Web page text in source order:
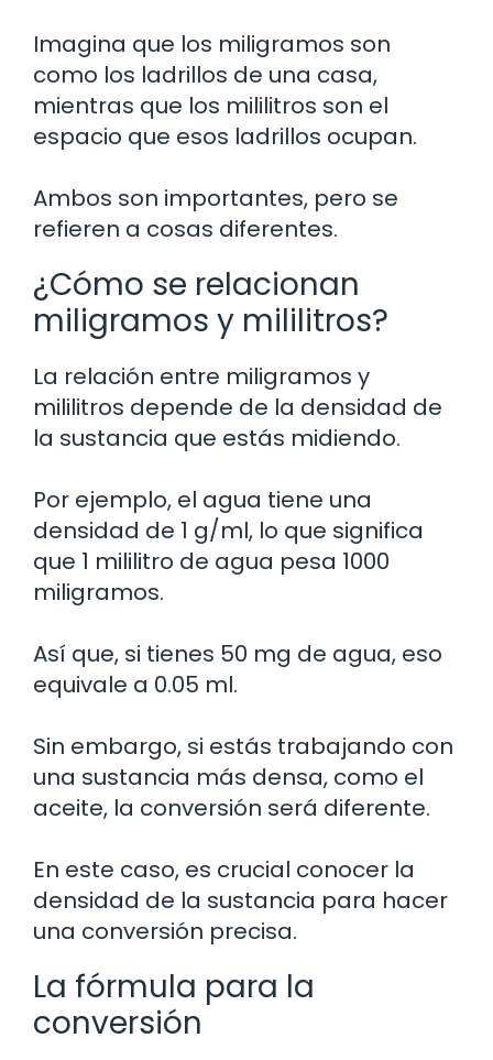
Imagina que los miligramos son
como los ladrillos de una casa,
mientras que los mililitros son el
espacio que esos ladrillos ocupan.
Ambos son importantes, pero se
refieren a cosas diferentes.
¿Cómo se relacionan
miligramos y mililitros?
La relación entre miligramos y
mililitros depende de la densidad de
la sustancia que estás midiendo.
Por ejemplo, el agua tiene una
densidad de 1 g/ml, lo que significa
que 1 mililitro de agua pesa 1000
miligramos.
Así que, si tienes 50 mg de agua, eso
equivale a 0.05 ml.
Sin embargo, si estás trabajando con
una sustancia más densa, como el
aceite, la conversión será diferente.
En este caso, es crucial conocer la
densidad de la sustancia para hacer
una conversión precisa.
La fórmula para la
conversión